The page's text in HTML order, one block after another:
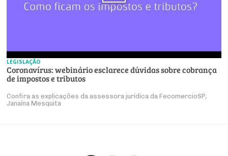
LEGISLAÇÃO
Coronavírus: webinário esclarece dúvidas sobre cobrança
de impostos e tributos
Confira as explicações da assessora jurídica da FecomercioSP,
Janaína Mesquita